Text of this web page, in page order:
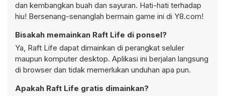
dan kembangkan buah dan sayuran. Hati-hati terhadap
hiu! Bersenang-senanglah bermain game ini di Y8.com!
Bisakah memainkan Raft Life di ponsel?
Ya, Raft Life dapat dimainkan di perangkat seluler
maupun komputer desktop. Aplikasi ini berjalan langsung
di browser dan tidak memerlukan unduhan apa pun.
Apakah Raft Life gratis dimainkan?